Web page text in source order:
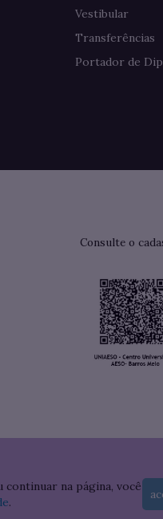
na página, você
.
Vestibular
Transferências
Portador de
Consulte o